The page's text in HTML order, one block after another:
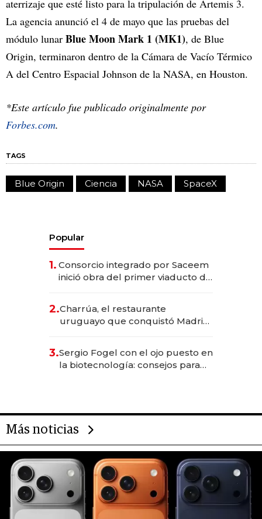
aterrizaje que esté listo para la tripulación de Artemis 3.
La agencia anunció el 4 de mayo que las pruebas del
módulo lunar Blue Moon Mark 1 (MK1), de Blue
Origin, terminaron dentro de la Cámara de Vacío Térmico
A del Centro Espacial Johnson de la NASA, en Houston.
*Este artículo fue publicado originalmente por
Forbes.com.
TAGS
Blue Origin Ciencia NASA SpaceX
Popular
1. Consorcio integrado por Saceem
inició obra del primer viaducto de
millones
2.Charrúa, el restaurante
uruguayo que conquistó Madrid:
anticipación y prepara apertura
3.Sergio Fogel con el ojo puesto en
la biotecnología: consejos para
Más noticias